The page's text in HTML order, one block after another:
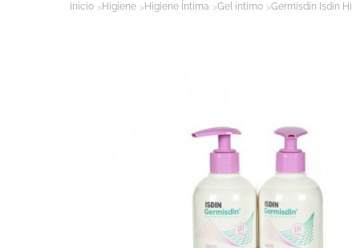
Inicio Higiene Higiene Íntima Gel íntimo Germisdin Isdin